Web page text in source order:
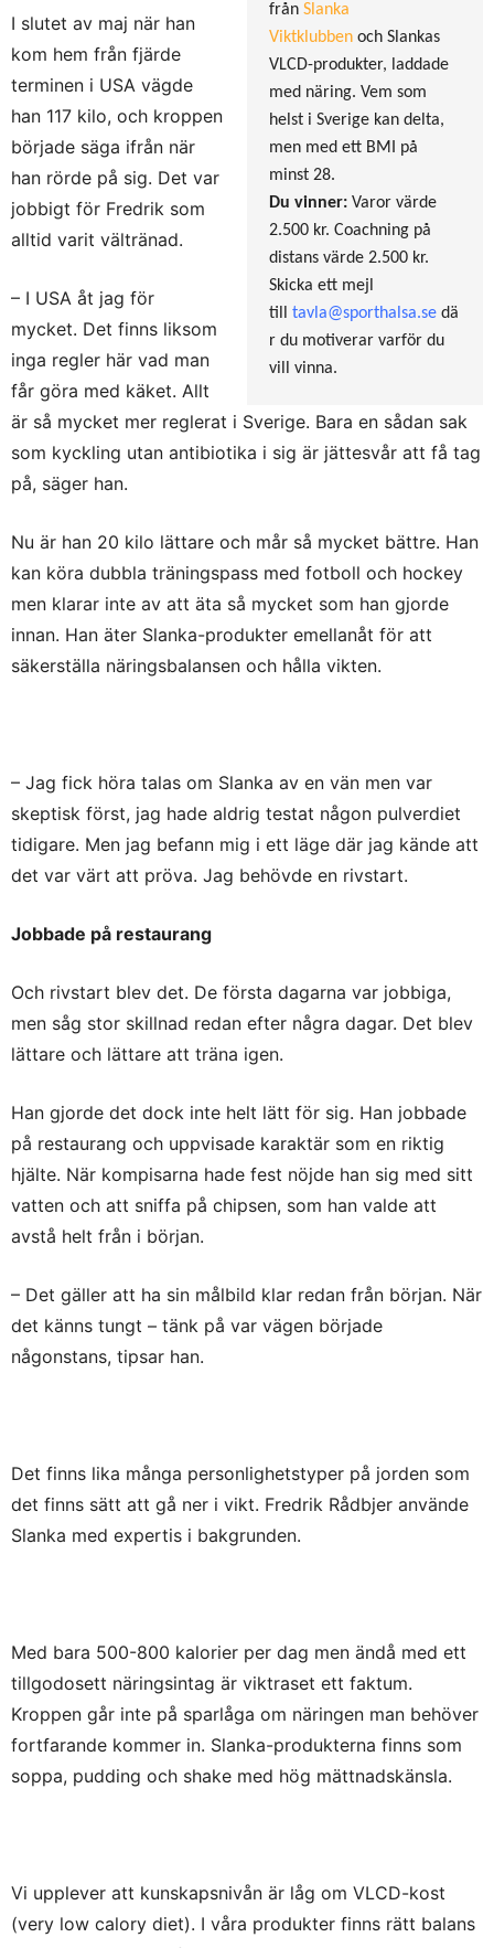
från Slanka
Viktklubben och Slankas
VLCD-produkter, laddade
med näring. Vem som
helst i Sverige kan delta,
men med ett BMI på
minst 28.
Du vinner: Varor värde
2.500 kr. Coachning på
distans värde 2.500 kr.
Skicka ett mejl
till tavla@sporthalsa.se dä
r du motiverar varför du
vill vinna.
I slutet av maj när han
kom hem från fjärde
terminen i USA vägde
han 117 kilo, och kroppen
började säga ifrån när
han rörde på sig. Det var
jobbigt för Fredrik som
alltid varit vältränad.
– I USA åt jag för
mycket. Det finns liksom
inga regler här vad man
får göra med käket. Allt
är så mycket mer reglerat i Sverige. Bara en sådan sak
som kyckling utan antibiotika i sig är jättesvår att få tag
på, säger han.
Nu är han 20 kilo lättare och mår så mycket bättre. Han
kan köra dubbla träningspass med fotboll och hockey
men klarar inte av att äta så mycket som han gjorde
innan. Han äter Slanka-produkter emellanåt för att
säkerställa näringsbalansen och hålla vikten.
– Jag fick höra talas om Slanka av en vän men var
skeptisk först, jag hade aldrig testat någon pulverdiet
tidigare. Men jag befann mig i ett läge där jag kände att
det var värt att pröva. Jag behövde en rivstart.
Jobbade på restaurang
Och rivstart blev det. De första dagarna var jobbiga,
men såg stor skillnad redan efter några dagar. Det blev
lättare och lättare att träna igen.
Han gjorde det dock inte helt lätt för sig. Han jobbade
på restaurang och uppvisade karaktär som en riktig
hjälte. När kompisarna hade fest nöjde han sig med sitt
vatten och att sniffa på chipsen, som han valde att
avstå helt från i början.
– Det gäller att ha sin målbild klar redan från början. När
det känns tungt – tänk på var vägen började
någonstans, tipsar han.
Det finns lika många personlighetstyper på jorden som
det finns sätt att gå ner i vikt. Fredrik Rådbjer använde
Slanka med expertis i bakgrunden.
Med bara 500-800 kalorier per dag men ändå med ett
tillgodosett näringsintag är viktraset ett faktum.
Kroppen går inte på sparlåga om näringen man behöver
fortfarande kommer in. Slanka-produkterna finns som
soppa, pudding och shake med hög mättnadskänsla.
Vi upplever att kunskapsnivån är låg om VLCD-kost
(very low calory diet). I våra produkter finns rätt balans